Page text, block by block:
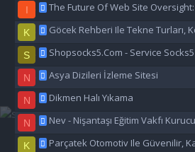
I The Future Of Web Site Oversight:
K Göcek Rehberi Ile Tekne Turları, Koylar Ve
S Shopsocks5.Com - Service
N Asya Dizileri İzleme Sitesi
N Dikmen Halı Yıkama
N Nev - Nişantaşı Eğitim Vakfı Kurucusu Levent
K Parçatek Otomotiv Ile Güvenilir, Kaliteli Ve